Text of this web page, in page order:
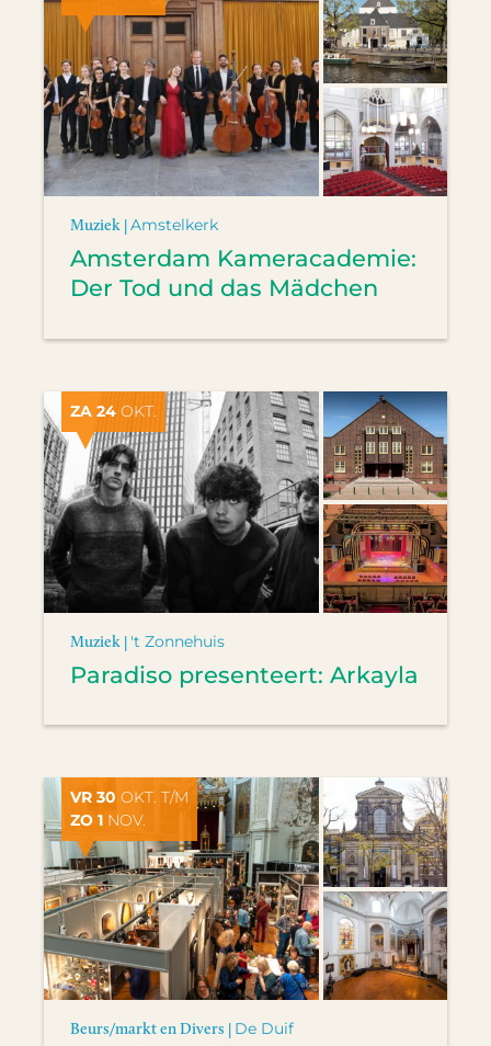
Muziek |Amstelkerk
Amsterdam Kameracademie:
Der Tod und das Mädchen
ZA 24 OKT.
Muziek | 't Zonnehuis
Paradiso presenteert: Arkayla
VR 30 OKT. T/M
ZO 1 NOV.
Beurs/markt en Divers | De Duif